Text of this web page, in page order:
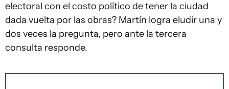
electoral con el costo político de tener la ciudad
dada vuelta por las obras? Martín logra eludir una y
dos veces la pregunta, pero ante la tercera
consulta responde.